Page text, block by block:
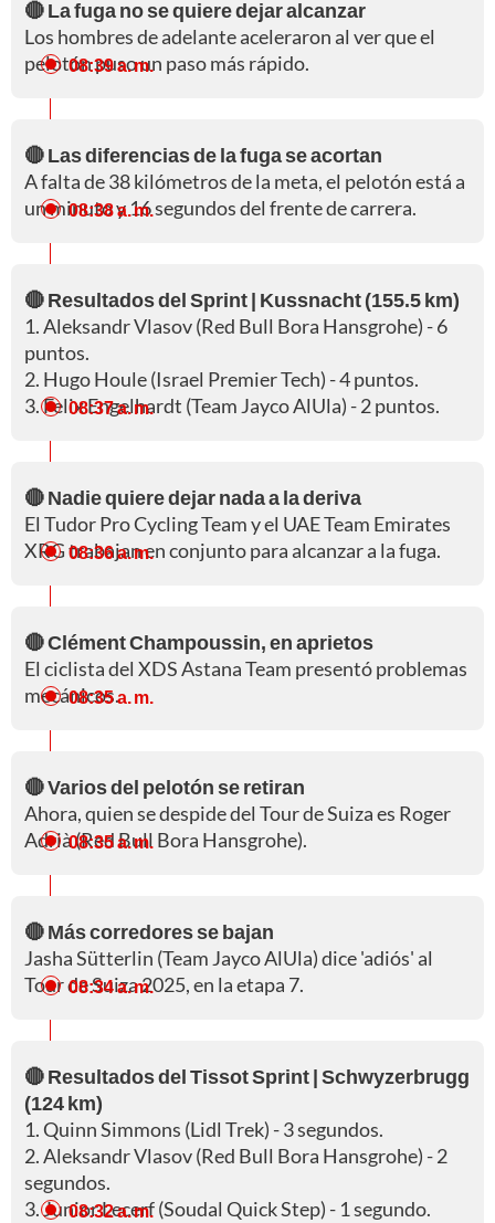
🔴 La fuga no se quiere dejar alcanzar
Los hombres de adelante aceleraron al ver que el
pelotón puso un paso más rápido.
08:39 a. m.
🔴 Las diferencias de la fuga se acortan
A falta de 38 kilómetros de la meta, el pelotón está a
un minuto y 16 segundos del frente de carrera.
08:38 a. m.
🔴 Resultados del Sprint | Kussnacht (155.5 km)
1. Aleksandr Vlasov (Red Bull Bora Hansgrohe) - 6
puntos.
2. Hugo Houle (Israel Premier Tech) - 4 puntos.
3. Felix Engelhardt (Team Jayco AlUla) - 2 puntos.
08:37 a. m.
🔴 Nadie quiere dejar nada a la deriva
El Tudor Pro Cycling Team y el UAE Team Emirates
XRG trabajan en conjunto para alcanzar a la fuga.
08:36 a. m.
🔴 Clément Champoussin, en aprietos
El ciclista del XDS Astana Team presentó problemas
mecánicos.
08:35 a. m.
🔴 Varios del pelotón se retiran
Ahora, quien se despide del Tour de Suiza es Roger
Adrià (Red Bull Bora Hansgrohe).
08:35 a. m.
🔴 Más corredores se bajan
Jasha Sütterlin (Team Jayco AlUla) dice 'adiós' al
Tour de Suiza 2025, en la etapa 7.
08:34 a. m.
🔴 Resultados del Tissot Sprint | Schwyzerbrugg
(124 km)
1. Quinn Simmons (Lidl Trek) - 3 segundos.
2. Aleksandr Vlasov (Red Bull Bora Hansgrohe) - 2
segundos.
3. Junior Lecerf (Soudal Quick Step) - 1 segundo.
08:32 a. m.